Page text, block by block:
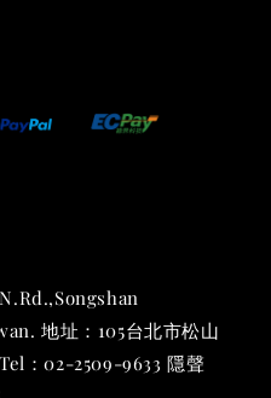
加入購物車
地址：105台北市松山
：02-2509-9633 隱聲